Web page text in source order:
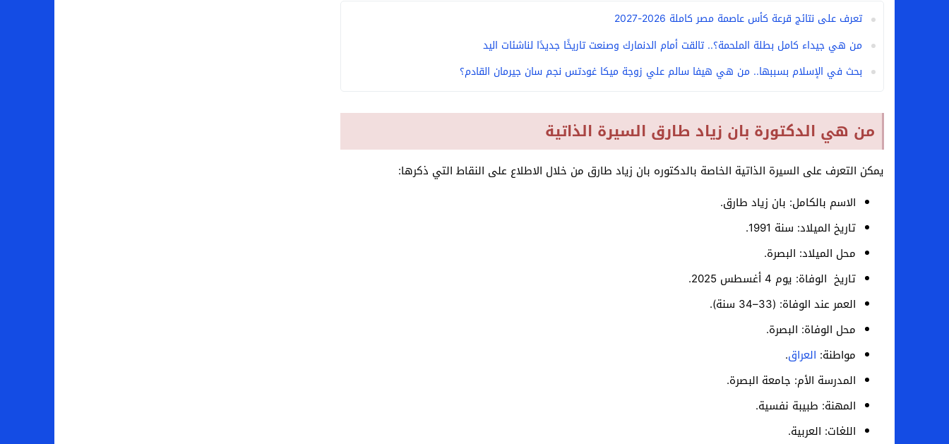
تعرف على نتائج قرعة كأس عاصمة مصر كاملة 2026-2027
من هي جيداء كامل بطلة الملحمة؟.. تالقت أمام الدنمارك وصنعت تاريخًا جديدًا لناشئات اليد
بحث في الإسلام بسببها.. من هي هيفا سالم علي زوجة ميكا غودتس نجم سان جيرمان القادم؟
من هي الدكتورة بان زياد طارق السيرة الذاتية
يمكن التعرف على السيرة الذاتية الخاصة بالدكتوره بان زياد طارق من خلال الاطلاع على النقاط التي ذكرها:
الاسم بالكامل: بان زياد طارق.
تاريخ الميلاد: سنة 1991.
محل الميلاد: البصرة.
تاريخ الوفاة: يوم 4 أغسطس 2025.
العمر عند الوفاة: (33–34 سنة).
محل الوفاة: البصرة.
مواطنة: العراق.
المدرسة الأم: جامعة البصرة.
المهنة: طبيبة نفسية.
اللغات: العربية.